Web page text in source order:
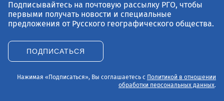
Подписывайтесь на почтовую рассылку РГО, чтобы
первыми получать новости и специальные
предложения от Русского географического общества.
ПОДПИСАТЬСЯ
Нажимая «Подписаться», Вы соглашаетесь с
Политикой в отношении
обработки персональных данных.